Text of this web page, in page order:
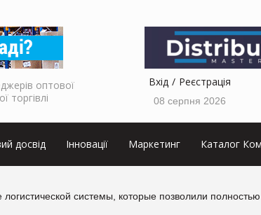
оптової
торгівлі
Вхід Реєстрація
08 серпня 2026
досвід Інновації Маркетинг Каталог
системы, которые позволили